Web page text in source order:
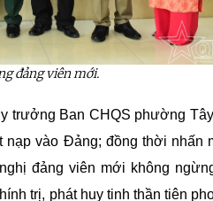
đảng viên mới.
trưởng Ban CHQS phường
vào Đảng; đồng thời nhấn
đảng viên mới không
trị, phát huy tinh thần tiên